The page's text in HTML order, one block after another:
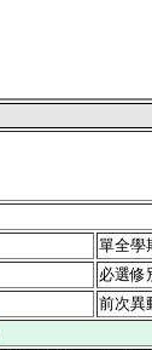
單全學
必選修
前次異